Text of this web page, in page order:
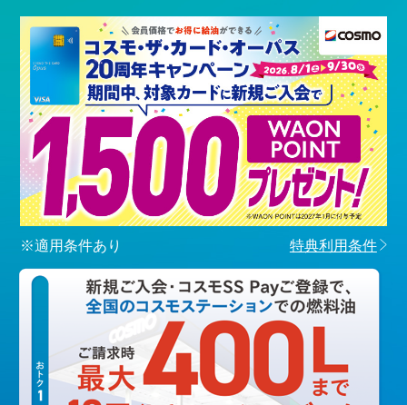
※適用条件あり 特典利用条件